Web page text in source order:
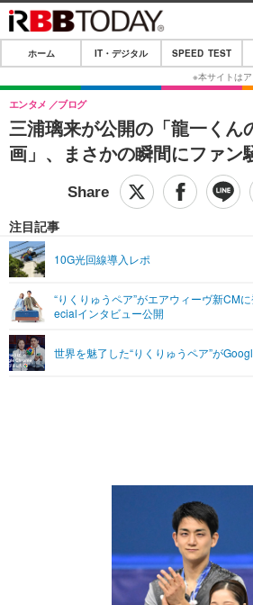
ホーム
IT・デジタル
IT・デジタルTOP
ショッピング
SPEED TEST
エンタメTOP
グラビア
ショッピング
ライフTOP
その他
リリース一覧
プッシュ通知の停止方法
ホーム IT・デジタル SPEED TEST
三浦璃来が公開の「龍一くん
画」、まさかの瞬間にファン
エンタメ ブログ
注目記事
10G光回線導入レポ
“りくりゅうペア”がエアウィーヴ新CM
ecialインタビュー公開
世界を魅了した“りくりゅうペア”が